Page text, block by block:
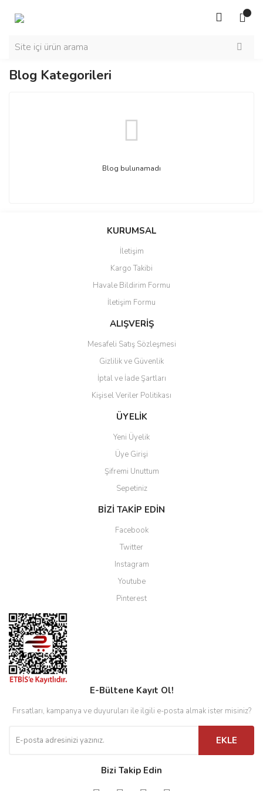
Blog Kategorileri
Blog bulunamadı
KURUMSAL
İletişim
Kargo Takibi
Havale Bildirim Formu
İletişim Formu
ALIŞVERİŞ
Mesafeli Satış Sözleşmesi
Gizlilik ve Güvenlik
İptal ve İade Şartları
Kişisel Veriler Politikası
ÜYELİK
Yeni Üyelik
Üye Girişi
Şifremi Unuttum
Sepetiniz
BİZİ TAKİP EDİN
Facebook
Twitter
Instagram
Youtube
Pinterest
E-Bültene Kayıt Ol!
Fırsatları, kampanya ve duyuruları ile ilgili e-posta almak ister misiniz?
EKLE
Bizi Takip Edin